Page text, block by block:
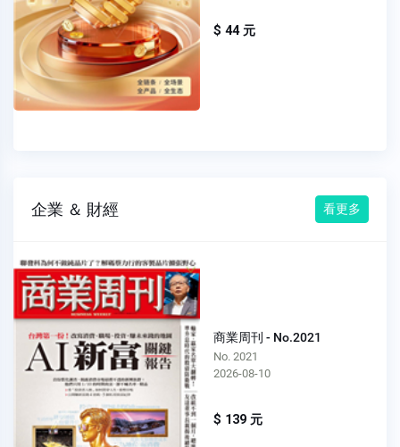
$ 44 元
企業 ＆ 財經 看更多
商業周刊 - No.2021
No. 2021
2026-08-10
$ 139 元